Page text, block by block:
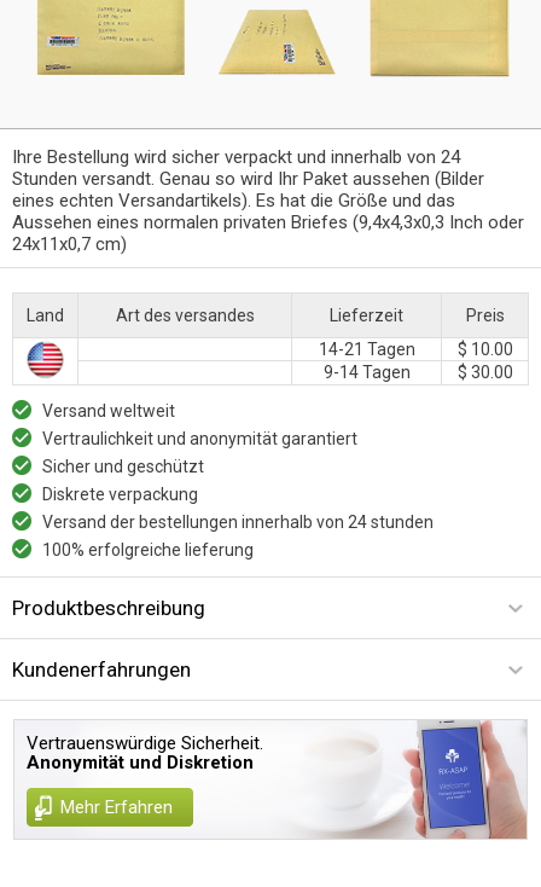
Ihre Bestellung wird sicher verpackt und innerhalb von 24
Stunden versandt. Genau so wird Ihr Paket aussehen (Bilder
eines echten Versandartikels). Es hat die Größe und das
Aussehen eines normalen privaten Briefes (9,4x4,3x0,3 Inch oder
24x11x0,7 cm)
Land Art des versandes Lieferzeit
Preis
14-21 Tagen
$ 10.00
9-14 Tagen
$ 30.00
Versand weltweit
Vertraulichkeit und anonymität garantiert
Sicher und geschützt
Diskrete verpackung
Versand der bestellungen innerhalb von 24 stunden
100% erfolgreiche lieferung
Produktbeschreibung
Kundenerfahrungen
Vertrauenswürdige Sicherheit.
Anonymität und Diskretion
Mehr Erfahren